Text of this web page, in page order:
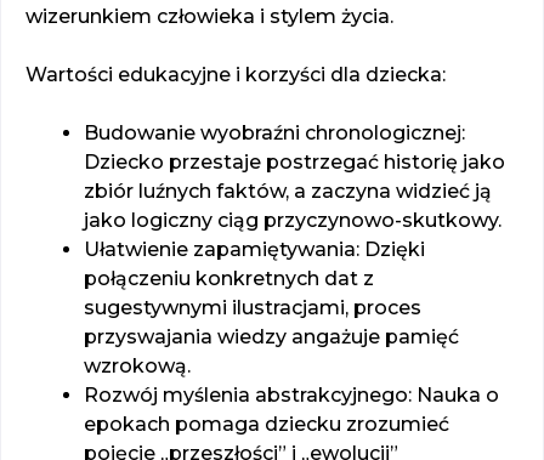
wizerunkiem człowieka i stylem życia.
Wartości edukacyjne i korzyści dla dziecka:
Budowanie wyobraźni chronologicznej:
Dziecko przestaje postrzegać historię jako
zbiór luźnych faktów, a zaczyna widzieć ją
jako logiczny ciąg przyczynowo-skutkowy.
Ułatwienie zapamiętywania: Dzięki
połączeniu konkretnych dat z
sugestywnymi ilustracjami, proces
przyswajania wiedzy angażuje pamięć
wzrokową.
Rozwój myślenia abstrakcyjnego: Nauka o
epokach pomaga dziecku zrozumieć
pojęcie „przeszłości” i „ewolucji”